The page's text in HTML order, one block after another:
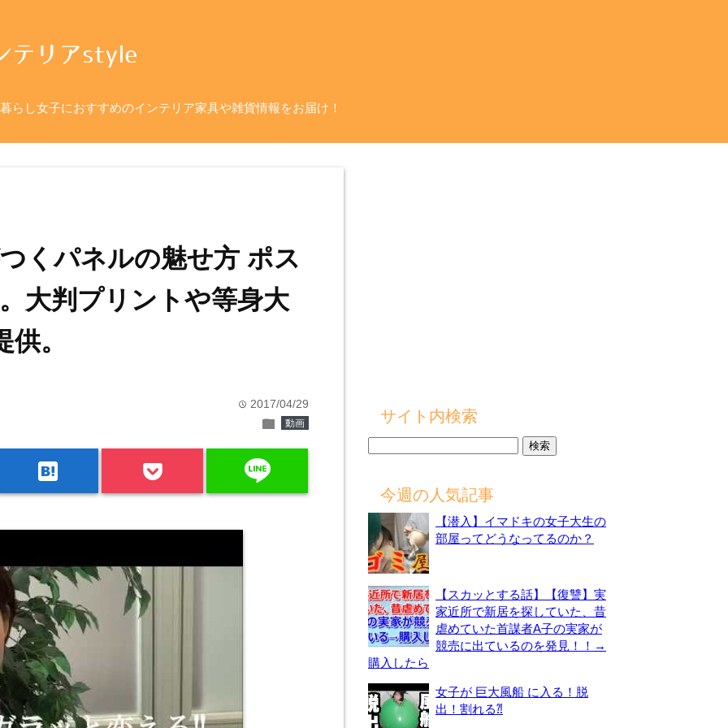
らし女子におすすめのインテリア家具や雑貨情報をお届け！
くパネルの魅せ方 ポス
大判プリントや等身大
。
time 2017/04/29
folder 動画
hatenabookmark line
サイト内検索
今週の人気記事
【潜入】イマドキの女子大生の
部屋ってどうなってるのか？
【スカッとする話】【復讐】実
家近所で新居を探していた、昔
虐めていた首謀者A子の実家が
競売に出ているのを発見！！→
購入したら
女子が 巨大風船 に入る！脱
出！割れる⁈